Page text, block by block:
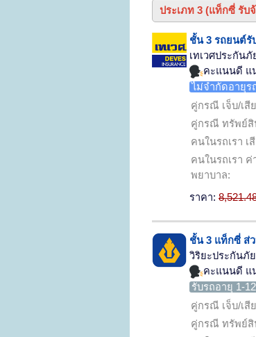
ประเภท 3 (แท็กซี่ รับ
ชั้น 3 รถยนต์รั
เทเวศประกันภั
คะแนนดี แ
ไม่จำกัดอายุร
คู่กรณี เจ็บ/เสี
คู่กรณี ทรัพย์สิ
คนในรถเรา เ
คนในรถเรา ค่
พยาบาล:
ราคา:
ชั้น 3 แท็กซี่ ส่
วิริยะประกันภัย
คะแนนดี แ
รับรถอายุ 1-
คู่กรณี เจ็บ/เสี
คู่กรณี ทรัพย์สิ